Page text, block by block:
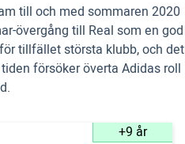
till och med sommaren 2020
övergång till Real som en god
tillfället största klubb, och det
försöker överta Adidas roll
+9 år